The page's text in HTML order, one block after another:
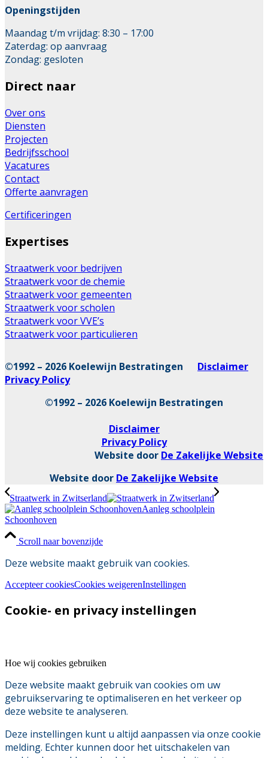
Openingstijden
Maandag t/m vrijdag: 8:30 – 17:00
Zaterdag: op aanvraag
Zondag: gesloten
Direct naar
Over ons
Diensten
Projecten
Bedrijfsschool
Vacatures
Contact
Offerte aanvragen
Certificeringen
Expertises
Straatwerk voor bedrijven
Straatwerk voor de chemie
Straatwerk voor gemeenten
Straatwerk voor scholen
Straatwerk voor VVE’s
Straatwerk voor particulieren
©1992 – 2026 Koelewijn Bestratingen Disclaimer
Privacy Policy
©1992 – 2026 Koelewijn Bestratingen
Disclaimer
Privacy Policy
Website door De Zakelijke Website
Website door De Zakelijke Website
Straatwerk in Zwitserland
Aanleg schoolplein
Schoonhoven
Scroll naar bovenzijde
Deze website maakt gebruik van cookies.
Accepteer cookiesCookies weigerenInstellingen
Cookie- en privacy instellingen
Hoe wij cookies gebruiken
Deze website maakt gebruik van cookies om uw
gebruikservaring te optimaliseren en het verkeer op
deze website te analyseren.
Deze instellingen kunt u altijd aanpassen via onze cookie
melding. Echter kunnen door het uitschakelen van